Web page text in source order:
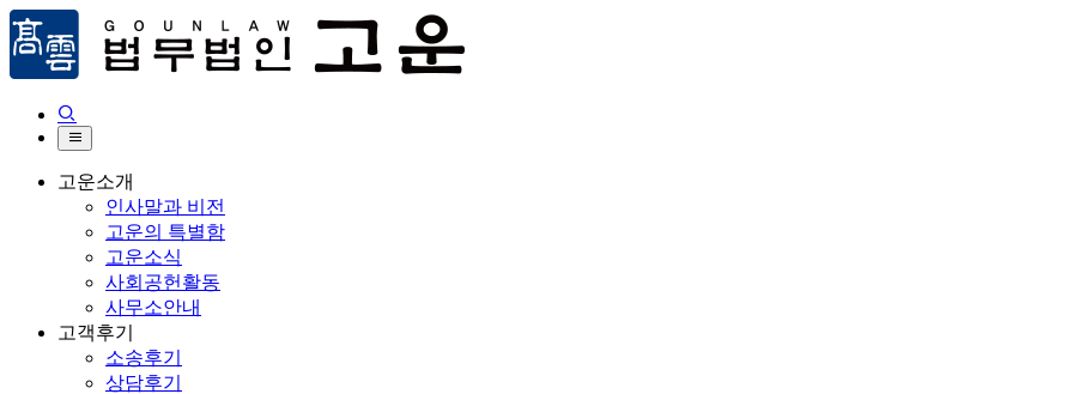


고운소개
인사말과 비전
고운의 특별함
고운소식
사회공헌활동
사무소안내
고객후기
소송후기
상담후기